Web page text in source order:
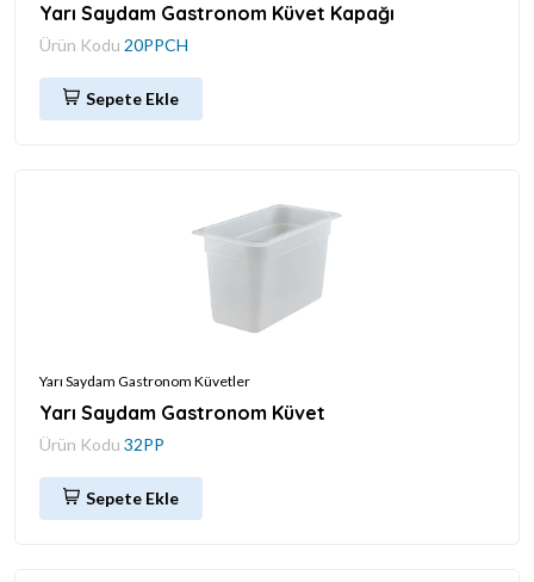
Yarı Saydam Gastronom Küvet Kapağı
Ürün Kodu 20PPCH
Sepete Ekle
Yarı Saydam Gastronom Küvetler
Yarı Saydam Gastronom Küvet
Ürün Kodu 32PP
Sepete Ekle